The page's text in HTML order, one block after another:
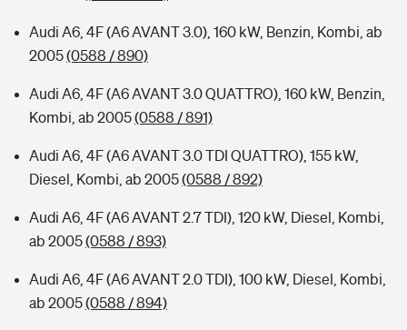
Audi A6, 4F (A6 AVANT 3.0), 160 kW, Benzin, Kombi, ab
2005(0588 / 890)
Audi A6, 4F (A6 AVANT 3.0 QUATTRO), 160 kW, Benzin,
Kombi, ab 2005(0588 / 891)
Audi A6, 4F (A6 AVANT 3.0 TDI QUATTRO), 155 kW,
Diesel, Kombi, ab 2005(0588 / 892)
Audi A6, 4F (A6 AVANT 2.7 TDI), 120 kW, Diesel, Kombi,
ab 2005(0588 / 893)
Audi A6, 4F (A6 AVANT 2.0 TDI), 100 kW, Diesel, Kombi,
ab 2005(0588 / 894)